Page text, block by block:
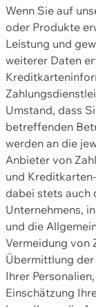
Wenn Sie auf
oder Produkte
Leistung und
weiterer Daten
Umstand, dass
betreffenden
werden an die
Anbieter von
und
dabei stets auch
Unternehmens,
und die
Vermeidung von
Übermittlung
Ihrer
Einschätzung